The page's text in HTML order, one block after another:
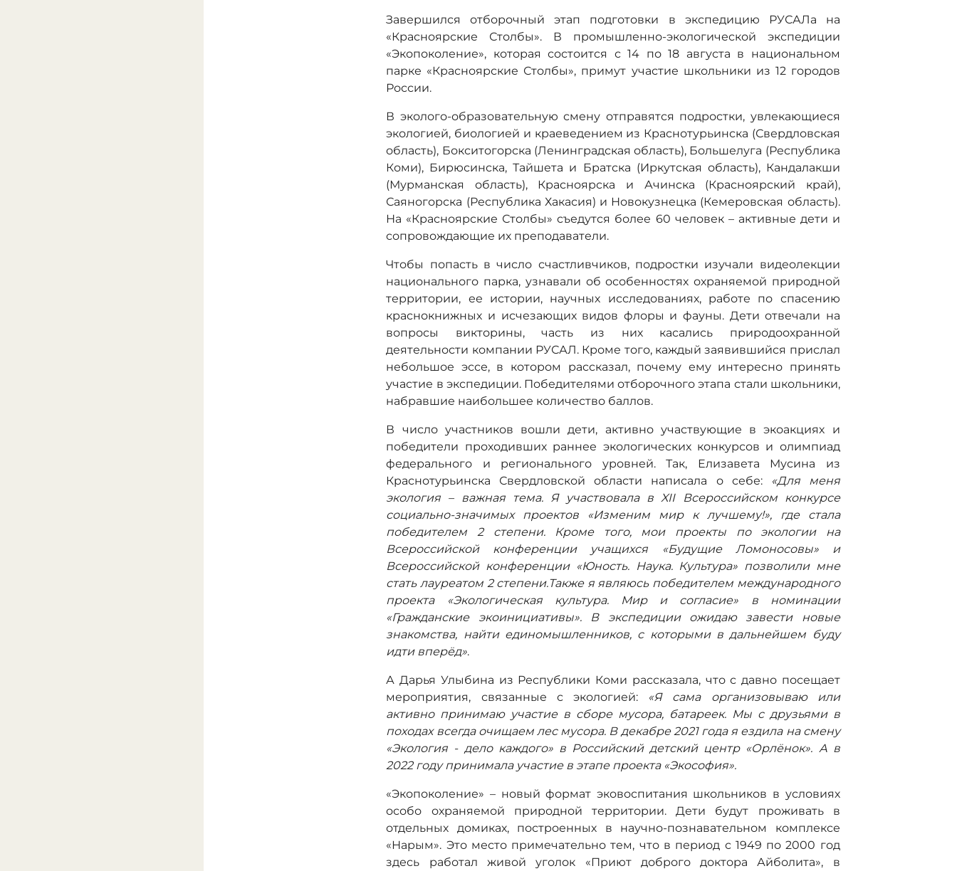
Завершился отборочный этап подготовки в экспедицию РУСАЛа на
«Красноярские Столбы». В промышленно-экологической экспедиции
«Экопоколение», которая состоится с 14 по 18 августа в национальном
парке «Красноярские Столбы», примут участие школьники из 12 городов
России.
В эколого-образовательную смену отправятся подростки, увлекающиеся
экологией, биологией и краеведением из Краснотурьинска (Свердловская
область), Бокситогорска (Ленинградская область), Большелуга (Республика
Коми), Бирюсинска, Тайшета и Братска (Иркутская область), Кандалакши
(Мурманская область), Красноярска и Ачинска (Красноярский край),
Саяногорска (Республика Хакасия) и Новокузнецка (Кемеровская область).
На «Красноярские Столбы» съедутся более 60 человек – активные дети и
сопровождающие их преподаватели.
Чтобы попасть в число счастливчиков, подростки изучали видеолекции
национального парка, узнавали об особенностях охраняемой природной
территории, ее истории, научных исследованиях, работе по спасению
краснокнижных и исчезающих видов флоры и фауны. Дети отвечали на
вопросы викторины, часть из них касались природоохранной
деятельности компании РУСАЛ. Кроме того, каждый заявившийся прислал
небольшое эссе, в котором рассказал, почему ему интересно принять
участие в экспедиции. Победителями отборочного этапа стали школьники,
набравшие наибольшее количество баллов.
В число участников вошли дети, активно участвующие в экоакциях и
победители проходивших раннее экологических конкурсов и олимпиад
федерального и регионального уровней. Так, Елизавета Мусина из
Краснотурьинска Свердловской области написала о себе:
«Для меня
экология – важная тема. Я участвовала в XII Всероссийском конкурсе
социально-значимых проектов «Изменим мир к лучшему!», где стала
победителем 2 степени. Кроме того, мои проекты по экологии на
Всероссийской конференции учащихся «Будущие Ломоносовы» и
Всероссийской конференции «Юность. Наука. Культура» позволили мне
стать лауреатом 2 степени.Также я являюсь победителем международного
проекта «Экологическая культура. Мир и согласие» в номинации
«Гражданские экоинициативы». В экспедиции ожидаю завести новые
знакомства, найти единомышленников, с которыми в дальнейшем буду
идти вперёд».
А Дарья Улыбина из Республики Коми рассказала, что с давно посещает
мероприятия, связанные с экологией: «Я сама организовываю или
активно принимаю участие в сборе мусора, батареек. Мы с друзьями в
походах всегда очищаем лес мусора. В декабре 2021 года я ездила на смену
«Экология - дело каждого» в Российский детский центр «Орлёнок». А в
2022 году принимала участие в этапе проекта «Экософия».
«Экопоколение» – новый формат эковоспитания школьников в условиях
особо охраняемой природной территории. Дети будут проживать в
отдельных домиках, построенных в научно-познавательном комплексе
«Нарым». Это место примечательно тем, что в период с 1949 по 2000 год
здесь работал живой уголок «Приют доброго доктора Айболита», в